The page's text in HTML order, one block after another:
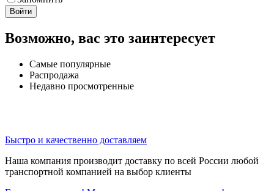
Войти
Возможно, вас это заинтересует
Самые популярные
Распродажа
Недавно просмотренные
Быстро и качественно доставляем
Наша компания производит доставку по всей России любой
транспортной компанией на выбор клиенты